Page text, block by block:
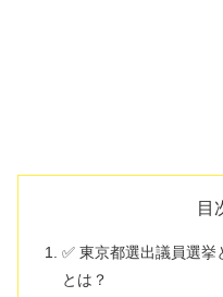
目
✅ 東京都選出議員選
とは？